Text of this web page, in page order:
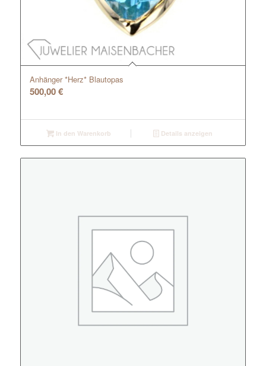
Anhänger *Herz* Blautopas
500,00€
In den Warenkorb Details anzeigen